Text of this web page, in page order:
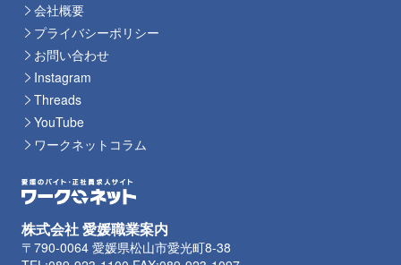
会社概要
プライバシーポリシー
お問い合わせ
Instagram
Threads
YouTube
ワークネットコラム
株式会社 愛媛職業案内
〒790-0064 愛媛県松山市愛光町8-38